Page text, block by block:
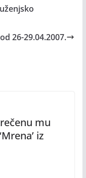
26-29.04.2007.
mu
iz